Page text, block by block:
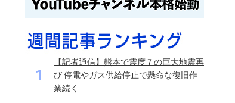
1
【記者通信】熊本で震度７の巨大地震再
び 停電やガス供給停止で懸命な復旧作
業続く